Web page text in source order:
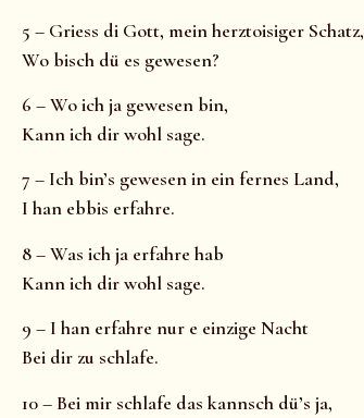
5 – Griess di Gott, mein herztoisiger Schatz,
Wo bisch dü es gewesen?
6 – Wo ich ja gewesen bin,
Kann ich dir wohl sage.
7 – Ich bin’s gewesen in ein fernes Land,
I han ebbis erfahre.
8 – Was ich ja erfahre hab
Kann ich dir wohl sage.
9 – I han erfahre nur e einzige Nacht
Bei dir zu schlafe.
10 – Bei mir schlafe das kannsch dü’s ja,